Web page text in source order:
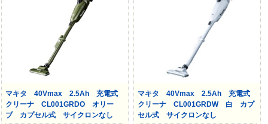
マキタ 40Vmax 2.5Ah 充電式
クリーナ CL001GRDO オリー
ブ カプセル式 サイクロンなし
マキタ 40Vmax 2.5Ah 充電式
クリーナ CL001GRDW 白 カプ
セル式 サイクロンなし